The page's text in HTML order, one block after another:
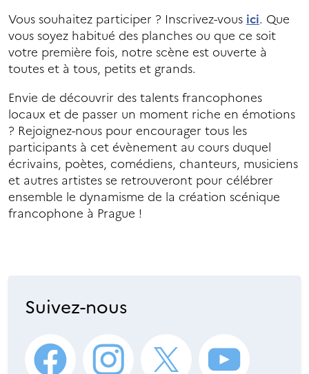
Vous souhaitez participer ? Inscrivez-vous ici. Que
vous soyez habitué des planches ou que ce soit
votre première fois, notre scène est ouverte à
toutes et à tous, petits et grands.
Envie de découvrir des talents francophones
locaux et de passer un moment riche en émotions
? Rejoignez-nous pour encourager tous les
participants à cet évènement au cours duquel
écrivains, poètes, comédiens, chanteurs, musiciens
et autres artistes se retrouveront pour célébrer
ensemble le dynamisme de la création scénique
francophone à Prague !
Suivez-nous